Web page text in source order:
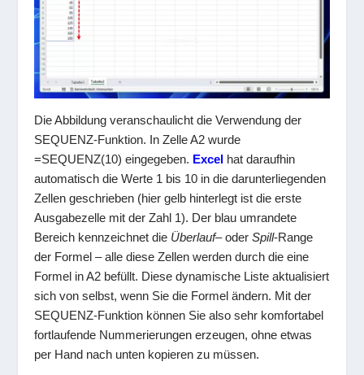
Die Abbildung veranschaulicht die Verwendung der
SEQUENZ-Funktion. In Zelle A2 wurde
=SEQUENZ(10) eingegeben. Excel hat daraufhin
automatisch die Werte 1 bis 10 in die darunterliegenden
Zellen geschrieben (hier gelb hinterlegt ist die erste
Ausgabezelle mit der Zahl 1). Der blau umrandete
Bereich kennzeichnet die Überlauf– oderSpill-Range
der Formel – alle diese Zellen werden durch die eine
Formel in A2 befüllt. Diese dynamische Liste aktualisiert
sich von selbst, wenn Sie die Formel ändern. Mit der
SEQUENZ-Funktion können Sie also sehr komfortabel
fortlaufende Nummerierungen erzeugen, ohne etwas
per Hand nach unten kopieren zu müssen.